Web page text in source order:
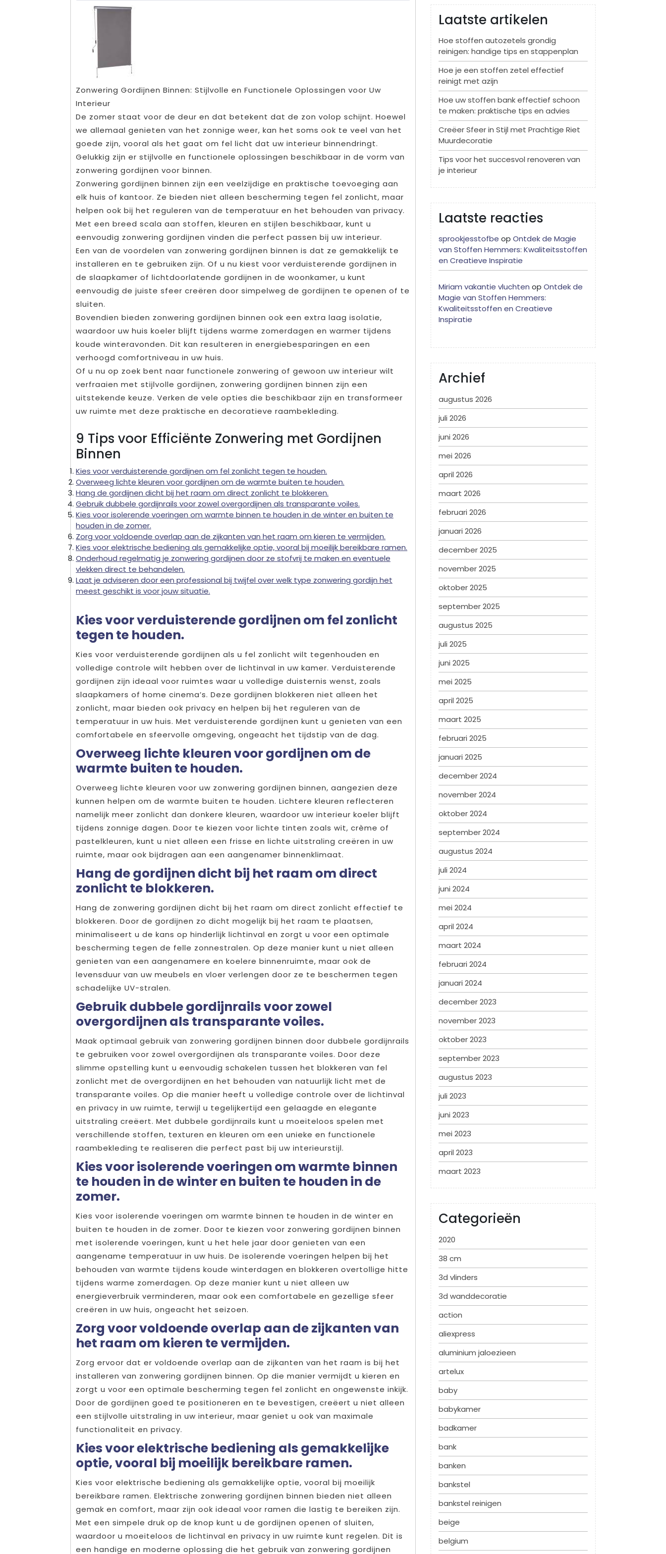
Zonwering Gordijnen Binnen: Stijlvolle en Functionele Oplossingen voor Uw
Interieur
De zomer staat voor de deur en dat betekent dat de zon volop schijnt. Hoewel
we allemaal genieten van het zonnige weer, kan het soms ook te veel van het
goede zijn, vooral als het gaat om fel licht dat uw interieur binnendringt.
Gelukkig zijn er stijlvolle en functionele oplossingen beschikbaar in de vorm van
zonwering gordijnen voor binnen.
Zonwering gordijnen binnen zijn een veelzijdige en praktische toevoeging aan
elk huis of kantoor. Ze bieden niet alleen bescherming tegen fel zonlicht, maar
helpen ook bij het reguleren van de temperatuur en het behouden van privacy.
Met een breed scala aan stoffen, kleuren en stijlen beschikbaar, kunt u
eenvoudig zonwering gordijnen vinden die perfect passen bij uw interieur.
Een van de voordelen van zonwering gordijnen binnen is dat ze gemakkelijk te
installeren en te gebruiken zijn. Of u nu kiest voor verduisterende gordijnen in
de slaapkamer of lichtdoorlatende gordijnen in de woonkamer, u kunt
eenvoudig de juiste sfeer creëren door simpelweg de gordijnen te openen of te
sluiten.
Bovendien bieden zonwering gordijnen binnen ook een extra laag isolatie,
waardoor uw huis koeler blijft tijdens warme zomerdagen en warmer tijdens
koude winteravonden. Dit kan resulteren in energiebesparingen en een
verhoogd comfortniveau in uw huis.
Of u nu op zoek bent naar functionele zonwering of gewoon uw interieur wilt
verfraaien met stijlvolle gordijnen, zonwering gordijnen binnen zijn een
uitstekende keuze. Verken de vele opties die beschikbaar zijn en transformeer
uw ruimte met deze praktische en decoratieve raambekleding.
9 Tips voor Efficiënte Zonwering met Gordijnen
Binnen
Kies voor verduisterende gordijnen om fel zonlicht tegen te houden.
Overweeg lichte kleuren voor gordijnen om de warmte buiten te houden.
Hang de gordijnen dicht bij het raam om direct zonlicht te blokkeren.
Gebruik dubbele gordijnrails voor zowel overgordijnen als transparante voiles.
Kies voor isolerende voeringen om warmte binnen te houden in de winter en buiten te
houden in de zomer.
Zorg voor voldoende overlap aan de zijkanten van het raam om kieren te vermijden.
Kies voor elektrische bediening als gemakkelijke optie, vooral bij moeilijk bereikbare ramen.
Onderhoud regelmatig je zonwering gordijnen door ze stofvrij te maken en eventuele
vlekken direct te behandelen.
Laat je adviseren door een professional bij twijfel over welk type zonwering gordijn het
meest geschikt is voor jouw situatie.
Kies voor verduisterende gordijnen om fel zonlicht
tegen te houden.
Kies voor verduisterende gordijnen als u fel zonlicht wilt tegenhouden en
volledige controle wilt hebben over de lichtinval in uw kamer. Verduisterende
gordijnen zijn ideaal voor ruimtes waar u volledige duisternis wenst, zoals
slaapkamers of home cinema’s. Deze gordijnen blokkeren niet alleen het
zonlicht, maar bieden ook privacy en helpen bij het reguleren van de
temperatuur in uw huis. Met verduisterende gordijnen kunt u genieten van een
comfortabele en sfeervolle omgeving, ongeacht het tijdstip van de dag.
Overweeg lichte kleuren voor gordijnen om de
warmte buiten te houden.
Overweeg lichte kleuren voor uw zonwering gordijnen binnen, aangezien deze
kunnen helpen om de warmte buiten te houden. Lichtere kleuren reflecteren
namelijk meer zonlicht dan donkere kleuren, waardoor uw interieur koeler blijft
tijdens zonnige dagen. Door te kiezen voor lichte tinten zoals wit, crème of
pastelkleuren, kunt u niet alleen een frisse en lichte uitstraling creëren in uw
ruimte, maar ook bijdragen aan een aangenamer binnenklimaat.
Hang de gordijnen dicht bij het raam om direct
zonlicht te blokkeren.
Hang de zonwering gordijnen dicht bij het raam om direct zonlicht effectief te
blokkeren. Door de gordijnen zo dicht mogelijk bij het raam te plaatsen,
minimaliseert u de kans op hinderlijk lichtinval en zorgt u voor een optimale
bescherming tegen de felle zonnestralen. Op deze manier kunt u niet alleen
genieten van een aangenamere en koelere binnenruimte, maar ook de
levensduur van uw meubels en vloer verlengen door ze te beschermen tegen
schadelijke UV-stralen.
Gebruik dubbele gordijnrails voor zowel
overgordijnen als transparante voiles.
Maak optimaal gebruik van zonwering gordijnen binnen door dubbele gordijnrails
te gebruiken voor zowel overgordijnen als transparante voiles. Door deze
slimme opstelling kunt u eenvoudig schakelen tussen het blokkeren van fel
zonlicht met de overgordijnen en het behouden van natuurlijk licht met de
transparante voiles. Op die manier heeft u volledige controle over de lichtinval
en privacy in uw ruimte, terwijl u tegelijkertijd een gelaagde en elegante
uitstraling creëert. Met dubbele gordijnrails kunt u moeiteloos spelen met
verschillende stoffen, texturen en kleuren om een unieke en functionele
raambekleding te realiseren die perfect past bij uw interieurstijl.
Kies voor isolerende voeringen om warmte binnen
te houden in de winter en buiten te houden in de
zomer.
Kies voor isolerende voeringen om warmte binnen te houden in de winter en
buiten te houden in de zomer. Door te kiezen voor zonwering gordijnen binnen
met isolerende voeringen, kunt u het hele jaar door genieten van een
aangename temperatuur in uw huis. De isolerende voeringen helpen bij het
behouden van warmte tijdens koude winterdagen en blokkeren overtollige hitte
tijdens warme zomerdagen. Op deze manier kunt u niet alleen uw
energieverbruik verminderen, maar ook een comfortabele en gezellige sfeer
creëren in uw huis, ongeacht het seizoen.
Zorg voor voldoende overlap aan de zijkanten van
het raam om kieren te vermijden.
Zorg ervoor dat er voldoende overlap aan de zijkanten van het raam is bij het
installeren van zonwering gordijnen binnen. Op die manier vermijdt u kieren en
zorgt u voor een optimale bescherming tegen fel zonlicht en ongewenste inkijk.
Door de gordijnen goed te positioneren en te bevestigen, creëert u niet alleen
een stijlvolle uitstraling in uw interieur, maar geniet u ook van maximale
functionaliteit en privacy.
Kies voor elektrische bediening als gemakkelijke
optie, vooral bij moeilijk bereikbare ramen.
Kies voor elektrische bediening als gemakkelijke optie, vooral bij moeilijk
bereikbare ramen. Elektrische zonwering gordijnen binnen bieden niet alleen
gemak en comfort, maar zijn ook ideaal voor ramen die lastig te bereiken zijn.
Met een simpele druk op de knop kunt u de gordijnen openen of sluiten,
waardoor u moeiteloos de lichtinval en privacy in uw ruimte kunt regelen. Dit is
een handige en moderne oplossing die het gebruik van zonwering gordijnen
Laatste artikelen
Hoe stoffen autozetels grondig
reinigen: handige tips en stappenplan
Hoe je een stoffen zetel effectief
reinigt met azijn
Hoe uw stoffen bank effectief schoon
te maken: praktische tips en advies
Creëer Sfeer in Stijl met Prachtige Riet
Muurdecoratie
Tips voor het succesvol renoveren van
je interieur
Laatste reacties
sprookjesstofbe op Ontdek de Magie
van Stoffen Hemmers: Kwaliteitsstoffen
en Creatieve Inspiratie
Miriam vakantie vluchten op Ontdek de
Magie van Stoffen Hemmers:
Kwaliteitsstoffen en Creatieve
Inspiratie
Archief
augustus 2026
juli 2026
juni 2026
mei 2026
april 2026
maart 2026
februari 2026
januari 2026
december 2025
november 2025
oktober 2025
september 2025
augustus 2025
juli 2025
juni 2025
mei 2025
april 2025
maart 2025
februari 2025
januari 2025
december 2024
november 2024
oktober 2024
september 2024
augustus 2024
juli 2024
juni 2024
mei 2024
april 2024
maart 2024
februari 2024
januari 2024
december 2023
november 2023
oktober 2023
september 2023
augustus 2023
juli 2023
juni 2023
mei 2023
april 2023
maart 2023
Categorieën
2020
38 cm
3d vlinders
3d wanddecoratie
action
aliexpress
aluminium jaloezieen
artelux
baby
babykamer
badkamer
bank
banken
bankstel
bankstel reinigen
beige
belgium